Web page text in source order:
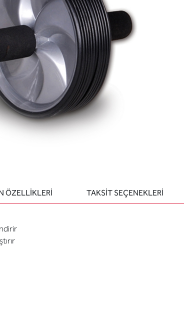
ÖZELLIKLERI TAKSİT SEÇENEKLERİ